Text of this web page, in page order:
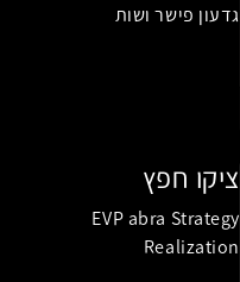
גדעון פישר ושות
ציקו חפץ
EVP abra Strategy
Realization